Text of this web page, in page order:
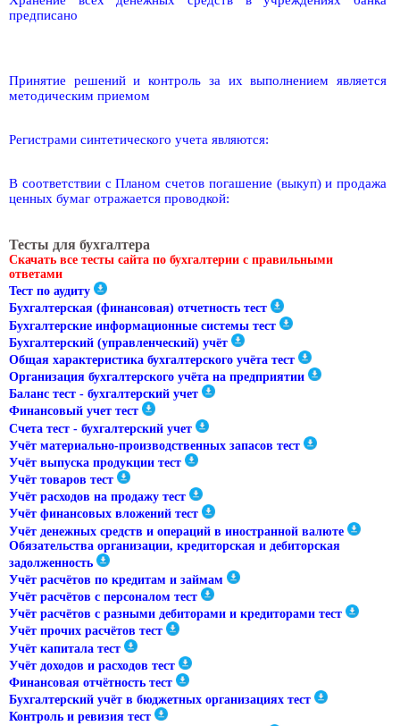
предписано
Принятие решений и контроль за их выполнением является
методическим приемом
Регистрами синтетического учета являются:
В соответствии с Планом счетов погашение (выкуп) и продажа
ценных бумаг отражается проводкой:
Тесты для бухгалтера
Скачать все тесты сайта по бухгалтерии с правильными
ответами
Тест по аудиту
Бухгалтерская (финансовая) отчетность тест
Бухгалтерские информационные системы тест
Бухгалтерский (управленческий) учёт
Общая характеристика бухгалтерского учёта тест
Организация бухгалтерского учёта на предприятии
Баланс тест - бухгалтерский учет
Финансовый учет тест
Счета тест - бухгалтерский учет
Учёт материально-производственных запасов тест
Учёт выпуска продукции тест
Учёт товаров тест
Учёт расходов на продажу тест
Учёт финансовых вложений тест
Учёт денежных средств и операций в иностранной валюте
Обязательства организации, кредиторская и дебиторская
задолженность
Учёт расчётов по кредитам и займам
Учёт расчётов с персоналом тест
Учёт расчётов с разными дебиторами и кредиторами тест
Учёт прочих расчётов тест
Учёт капитала тест
Учёт доходов и расходов тест
Финансовая отчётность тест
Бухгалтерский учёт в бюджетных организациях тест
Контроль и ревизия тест